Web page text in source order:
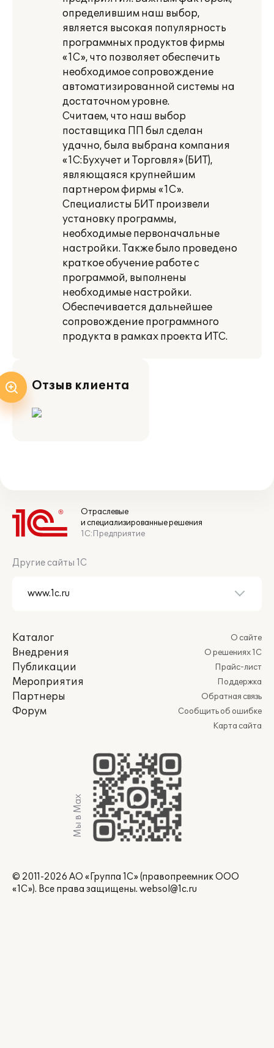
определившим наш выбор,
является высокая популярность
программных продуктов фирмы
«1С», что позволяет обеспечить
необходимое сопровождение
автоматизированной системы на
достаточном уровне.
Считаем, что наш выбор
поставщика ПП был сделан
удачно, была выбрана компания
«1С:Бухучет и Торговля» (БИТ),
являющаяся крупнейшим
партнером фирмы «1С».
Специалисты БИТ произвели
установку программы,
необходимые первоначальные
настройки. Также было проведено
краткое обучение работе с
программой, выполнены
необходимые настройки.
Обеспечивается дальнейшее
сопровождение программного
продукта в рамках проекта ИТС.
Отзыв клиента
Отраслевые
и специализированные решения
1С:Предприятие
Другие сайты 1С
Каталог
Внедрения
Публикации
Мероприятия
Партнеры
Форум
О сайте
О решениях 1С
Прайс-лист
Поддержка
Обратная связь
Сообщить об ошибке
Карта сайта
Мы в Max
© 2011-2026 АО «Группа 1С» (правопреемник ООО
«1С»). Все права защищены. websol@1c.ru